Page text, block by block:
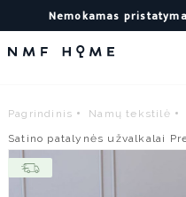
Nemokamas
Pagrindinis Namų tekstilė
Satino patalynės užvalkalai